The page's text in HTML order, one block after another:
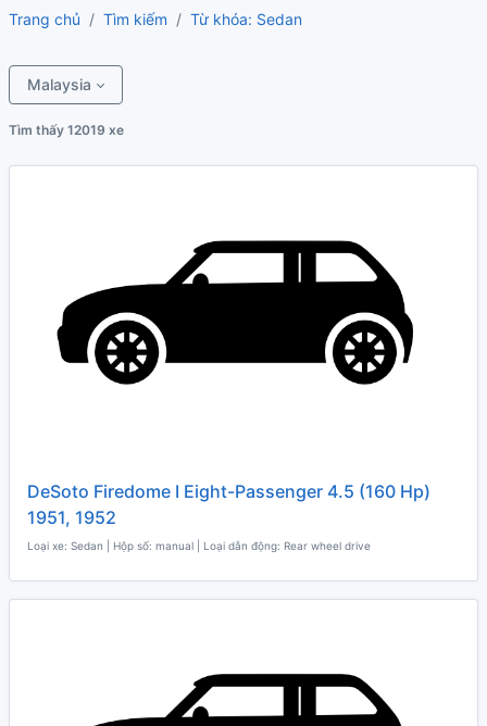
Trang chủ Tìm kiếm Từ khóa: Sedan
Malaysia
Tìm thấy 12019 xe
DeSoto Firedome I Eight-Passenger 4.5 (160 Hp)
1951, 1952
Loại xe: Sedan | Hộp số: manual | Loại dẫn động: Rear wheel drive